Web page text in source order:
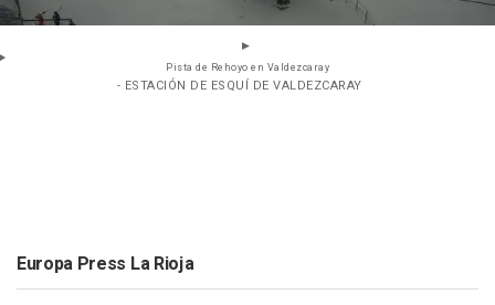
Pista de Rehoyo en Valdezcaray
- ESTACIÓN DE ESQUÍ DE VALDEZCARAY
Europa Press La Rioja